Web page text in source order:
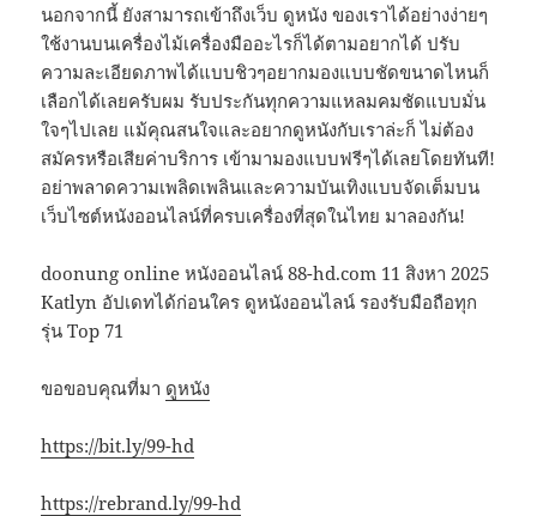
นอกจากนี้ ยังสามารถเข้าถึงเว็บ ดูหนัง ของเราได้อย่างง่ายๆ
ใช้งานบนเครื่องไม้เครื่องมืออะไรก็ได้ตามอยากได้ ปรับ
ความละเอียดภาพได้แบบชิวๆอยากมองแบบชัดขนาดไหนก็
เลือกได้เลยครับผม รับประกันทุกความแหลมคมชัดแบบมั่น
ใจๆไปเลย แม้คุณสนใจและอยากดูหนังกับเราล่ะก็ ไม่ต้อง
สมัครหรือเสียค่าบริการ เข้ามามองแบบฟรีๆได้เลยโดยทันที!
อย่าพลาดความเพลิดเพลินและความบันเทิงแบบจัดเต็มบน
เว็บไซต์หนังออนไลน์ที่ครบเครื่องที่สุดในไทย มาลองกัน!
doonung online หนังออนไลน์ 88-hd.com 11 สิงหา 2025
Katlyn อัปเดทได้ก่อนใคร ดูหนังออนไลน์ รองรับมือถือทุก
รุ่น Top 71
ขอขอบคุณที่มา ดูหนัง
https://bit.ly/99-hd
https://rebrand.ly/99-hd